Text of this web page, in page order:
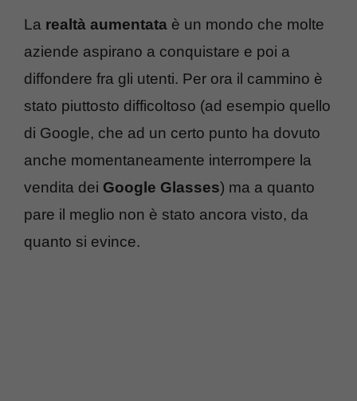
La realtà aumentata è un mondo che molte
aziende aspirano a conquistare e poi a
diffondere fra gli utenti. Per ora il cammino è
stato piuttosto difficoltoso (ad esempio quello
di Google, che ad un certo punto ha dovuto
anche momentaneamente interrompere la
vendita dei Google Glasses) ma a quanto
pare il meglio non è stato ancora visto, da
quanto si evince.